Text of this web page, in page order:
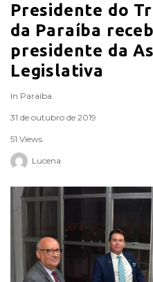
q
u
e
i
o
Presidente do
da Paraíba
presidente da
Legislativa
In Paraíba
31 de outubro de 2019
51 Views
Lucena